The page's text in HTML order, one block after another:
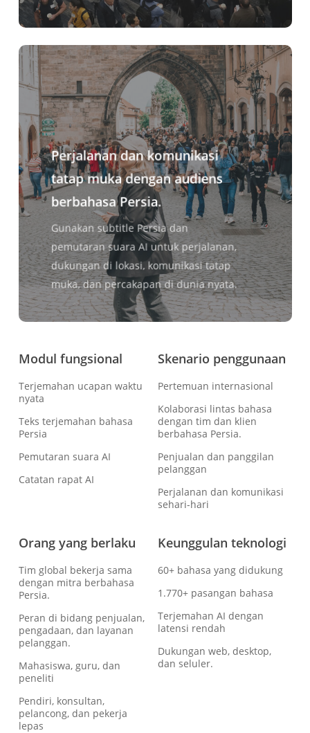
Perjalanan dan komunikasi
tatap muka dengan audiens
berbahasa Persia.
Gunakan subtitle Persia dan
pemutaran suara AI untuk perjalanan,
dukungan di lokasi, komunikasi tatap
muka, dan percakapan di dunia nyata.
Modul fungsional
Terjemahan ucapan waktu
nyata
Teks terjemahan bahasa
Persia
Pemutaran suara AI
Catatan rapat AI
Skenario penggunaan
Pertemuan internasional
Kolaborasi lintas bahasa
dengan tim dan klien
berbahasa Persia.
Penjualan dan panggilan
pelanggan
Perjalanan dan komunikasi
sehari-hari
Orang yang berlaku
Tim global bekerja sama
dengan mitra berbahasa
Persia.
Peran di bidang penjualan,
pengadaan, dan layanan
pelanggan.
Mahasiswa, guru, dan
peneliti
Pendiri, konsultan,
pelancong, dan pekerja
lepas
Keunggulan teknologi
60+ bahasa yang didukung
1.770+ pasangan bahasa
Terjemahan AI dengan
latensi rendah
Dukungan web, desktop,
dan seluler.